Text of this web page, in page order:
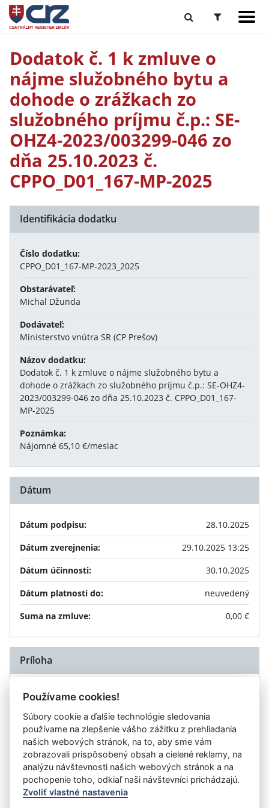
Dodatok č. 1 k zmluve o
nájme služobného bytu a
dohode o zrážkach zo
služobného príjmu č.p.: SE-
OHZ4-2023/003299-046 zo
dňa 25.10.2023 č.
CPPO_D01_167-MP-2025
Identifikácia dodatku
Číslo dodatku:
CPPO_D01_167-MP-2023_2025
Obstarávateľ:
Michal Džunda
Dodávateľ:
Ministerstvo vnútra SR (CP Prešov)
Názov dodatku:
Dodatok č. 1 k zmluve o nájme služobného bytu a
dohode o zrážkach zo služobného príjmu č.p.: SE-OHZ4-
2023/003299-046 zo dňa 25.10.2023 č. CPPO_D01_167-
MP-2025
Poznámka:
Nájomné 65,10 €/mesiac
Dátum
Dátum podpisu:
28.10.2025
Dátum zverejnenia:
29.10.2025 13:25
Dátum účinnosti:
30.10.2025
Dátum platnosti do:
neuvedený
Suma na zmluve:
0,00 €
Príloha
TEXT
Dodatok č. 1 k zmluve o nájme služobného bytu a
OHZ4-2023/003299-046 zo dňa 25.10.2023 č.
CPPO_D01_167-MP-2025 (.pdf, 506.35 kB)
Návrat späť na zmluvu
Používame cookies!
Súbory cookie a ďalšie technológie sledovania
používame na zlepšenie vášho zážitku z prehliadania
našich webových stránok, na to, aby sme vám
zobrazovali prispôsobený obsah a cielené reklamy, na
analýzu návštevnosti našich webových stránok a na
pochopenie toho, odkiaľ naši návštevníci prichádzajú.
Zvoliť vlastné nastavenia